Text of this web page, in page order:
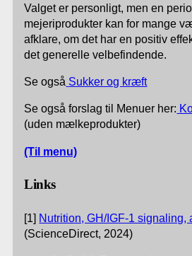
Valget er personligt, men en
mejeriprodukter kan for mange
afklare, om det har en positiv
det generelle velbefindende.
Se også Sukker og kræft
Se også forslag til Menuer her:
(uden mælkeprodukter)
(Til menu)
Links
[1] Nutrition, GH/IGF-1 signaling,
(ScienceDirect, 2024)